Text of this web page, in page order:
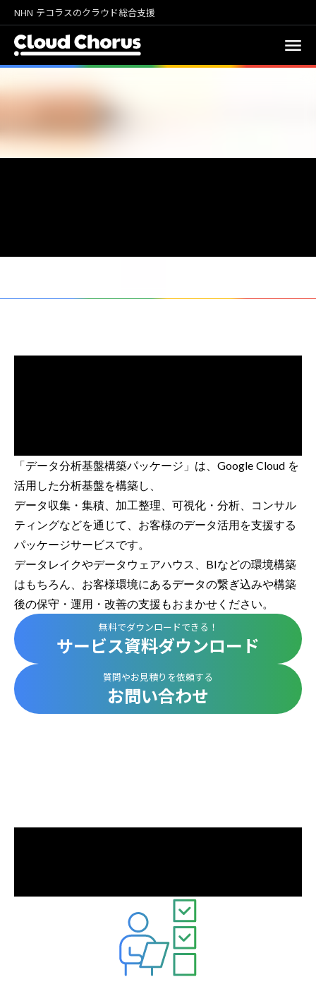
NHN テコラスのクラウド総合支援
「データ分析基盤構築パッケージ」は、Google Cloud を
活用した分析基盤を構築し、
データ収集・集積、加工整理、可視化・分析、コンサル
ティングなどを通じて、お客様のデータ活用を支援する
パッケージサービスです。
データレイクやデータウェアハウス、BIなどの環境構築
はもちろん、お客様環境にあるデータの繋ぎ込みや構築
後の保守・運用・改善の支援もおまかせください。
無料でダウンロードできる！
サービス資料ダウンロード
質問やお見積りを依頼する
お問い合わせ